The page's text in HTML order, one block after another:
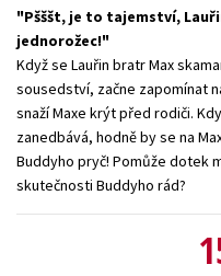
Pšššt, je to tajemství,
jednorožec!
Když se Lauřin bratr Max
sousedství, začne zapomínat
snaží Maxe krýt před rodiči.
zanedbává, hodně by se na
Buddyho pryč! Pomůže dotek
skutečnosti Buddyho rád?